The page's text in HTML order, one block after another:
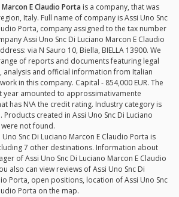
E Claudio Porta is a company, that was
Italy. Full name of company is Assi Uno Snc
Porta, company assigned to the tax number
Assi Uno Snc Di Luciano Marcon E Claudio
via N Sauro 10, Biella, BIELLA 13900. We
of reports and documents featuring legal
analysis and official information from Italian
in this company. Capital - 854,000 EUR. The
year amounted to approssimativamente
has N\A the credit rating. Industry category is
Products created in Assi Uno Snc Di Luciano
not found.
Snc Di Luciano Marcon E Claudio Porta is
7 other destinations. Information about
of Assi Uno Snc Di Luciano Marcon E Claudio
also can view reviews of Assi Uno Snc Di
Porta, open positions, location of Assi Uno Snc
Porta on the map.